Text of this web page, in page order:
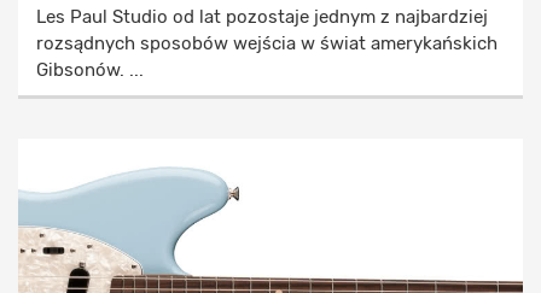
Les Paul Studio od lat pozostaje jednym z najbardziej
rozsądnych sposobów wejścia w świat amerykańskich
Gibsonów. ...